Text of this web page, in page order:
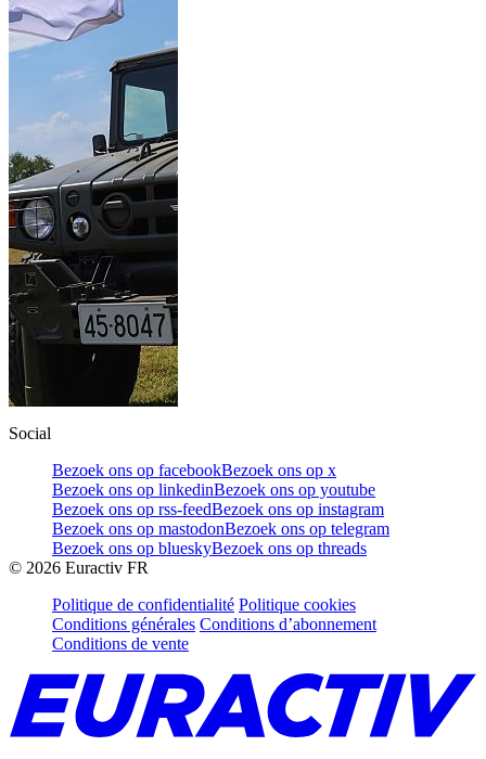
Social
Bezoek ons op facebookBezoek ons op x
Bezoek ons op linkedinBezoek ons op youtube
Bezoek ons op rss-feedBezoek ons op instagram
Bezoek ons op mastodonBezoek ons op telegram
Bezoek ons op blueskyBezoek ons op threads
© 2026 Euractiv FR
Politique de confidentialité Politique cookies
Conditions générales Conditions d’abonnement
Conditions de vente